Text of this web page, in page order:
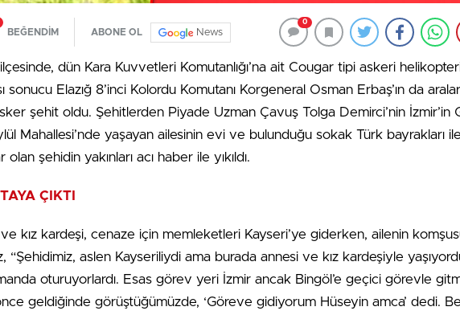
BEĞENDİM ABONE OL News
0
ilçesinde, dün Kara Kuvvetleri Komutanlığı’na ait Cougar tipi askeri
sonucu Elazığ 8’inci Kolordu Komutanı Korgeneral Osman Erbaş’ın da
şehit oldu. Şehitlerden Piyade Uzman Çavuş Tolga Demirci’nin İzmir’in
Mahallesi’nde yaşayan ailesinin evi ve bulunduğu sokak Türk bayrakları ile
olan şehidin yakınları acı haber ile yıkıldı.
ÇIKTI
kız kardeşi, cenaze için memleketleri Kayseri’ye giderken, ailenin
“Şehidimiz, aslen Kayseriliydi ama burada annesi ve kız kardeşiyle
oturuyorlardı. Esas görev yeri İzmir ancak Bingöl’e geçici görevle
geldiğinde görüştüğümüzde, ‘Göreve gidiyorum Hüseyin amca’ dedi.